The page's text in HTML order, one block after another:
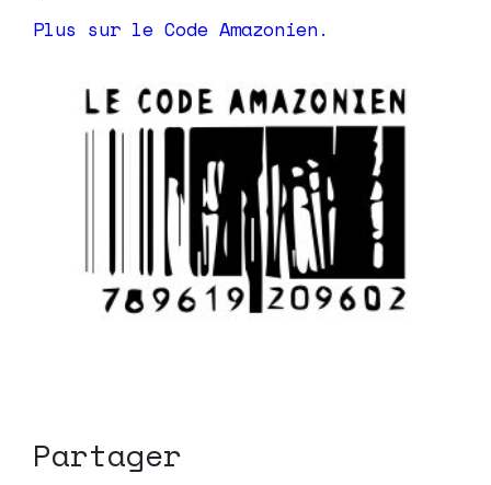
Plus sur le Code Amazonien.
Partager